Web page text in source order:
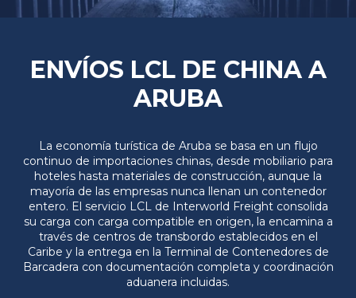
ENVÍOS LCL DE CHINA A
ARUBA
La economía turística de Aruba se basa en un flujo
continuo de importaciones chinas, desde mobiliario para
hoteles hasta materiales de construcción, aunque la
mayoría de las empresas nunca llenan un contenedor
entero. El servicio LCL de Interworld Freight consolida
su carga con carga compatible en origen, la encamina a
través de centros de transbordo establecidos en el
Caribe y la entrega en la Terminal de Contenedores de
Barcadera con documentación completa y coordinación
aduanera incluidas.